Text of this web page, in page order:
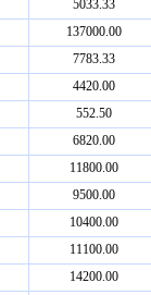
5033.33
137000.00
7783.33
4420.00
552.50
6820.00
11800.00
9500.00
10400.00
11100.00
14200.00